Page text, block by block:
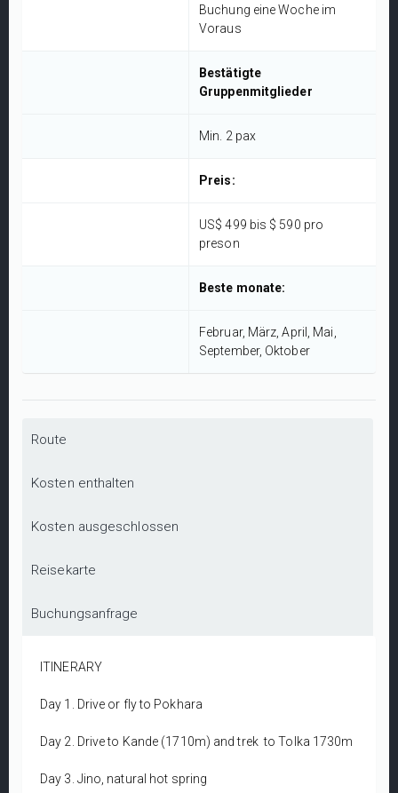
Buchung eine Woche im
Voraus
Bestätigte
Gruppenmitglieder
Min. 2 pax
Preis:
US$ 499 bis $ 590 pro
preson
Beste monate:
Februar, März, April, Mai,
September, Oktober
Route
Kosten enthalten
Kosten ausgeschlossen
Reisekarte
Buchungsanfrage
ITINERARY
Day 1. Drive or fly to Pokhara
Day 2. Drive to Kande (1710m) and trek to Tolka 1730m
Day 3. Jino, natural hot spring